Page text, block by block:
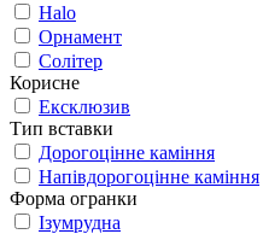
Halo
Орнамент
Солітер
Корисне
Ексклюзив
Тип вставки
Дорогоцінне каміння
Напівдорогоцінне каміння
Форма огранки
Ізумрудна